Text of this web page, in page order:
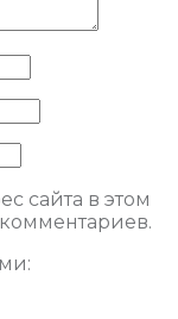
сайта в этом